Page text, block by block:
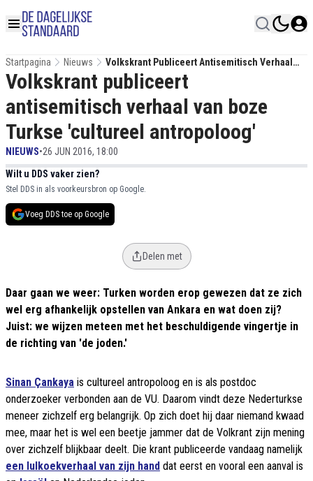
Startpagina Nieuws
Volkskrant Publiceert Antisemitisch Verhaal
Van Boze Turkse 'cultureel Antropoloog'
Volkskrant publiceert
antisemitisch verhaal van boze
Turkse 'cultureel antropoloog'
NIEUWS•26 JUN 2016, 18:00
Wilt u DDS vaker zien?
Stel DDS in als voorkeursbron op Google.
Voeg DDS toe op Google
Delen met
Daar gaan we weer: Turken worden erop gewezen dat ze zich
wel erg afhankelijk opstellen van Ankara en wat doen zij?
Juist: we wijzen meteen met het beschuldigende vingertje in
de richting van 'de joden.'
Sinan Çankaya is cultureel antropoloog en is als postdoc
onderzoeker verbonden aan de VU. Daarom vindt deze Nederturkse
meneer zichzelf erg belangrijk. Op zich doet hij daar niemand kwaad
mee, maar het is wel een beetje jammer dat de Volkrant zijn mening
over zichzelf blijkbaar deelt. Die krant publiceerde vandaag namelijk
een lulkoekverhaal van zijn hand dat eerst en vooral een aanval is